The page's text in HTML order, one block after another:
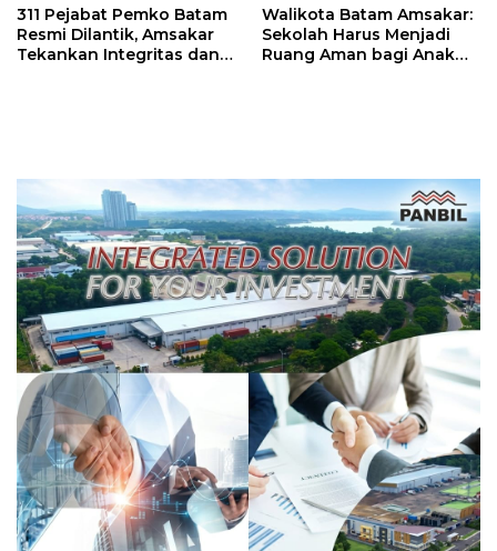
311 Pejabat Pemko Batam
Resmi Dilantik, Amsakar
Tekankan Integritas dan
Walikota Batam Amsakar:
Sekolah Harus Menjadi
Ruang Aman bagi Anak